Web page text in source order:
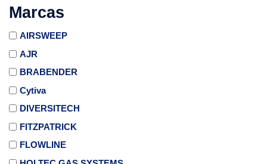
Marcas
AIRSWEEP
AJR
BRABENDER
Cytiva
DIVERSITECH
FITZPATRICK
FLOWLINE